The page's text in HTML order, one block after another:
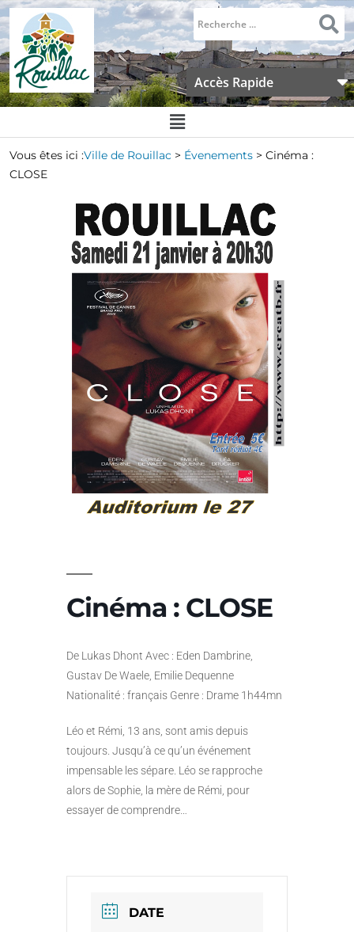
Accès Rapide
Vous êtes ici :Ville de Rouillac > Évenements > Cinéma :
CLOSE
Cinéma : CLOSE
De Lukas Dhont Avec : Eden Dambrine,
Gustav De Waele, Emilie Dequenne
Nationalité : français Genre : Drame 1h44mn
Léo et Rémi, 13 ans, sont amis depuis
toujours. Jusqu’à ce qu’un événement
impensable les sépare. Léo se rapproche
alors de Sophie, la mère de Rémi, pour
essayer de comprendre…
DATE